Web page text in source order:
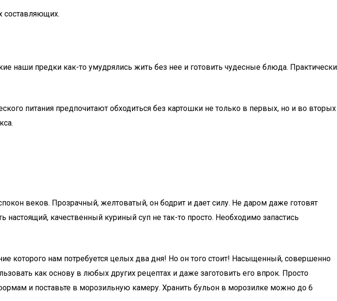
составляющих.
наши предки как-то умудрялись жить без нее и готовить чудесные блюда. Практически
питания предпочитают обходиться без картошки не только в первых, но и во вторых
веков. Прозрачный, желтоватый, он бодрит и дает силу. Не даром даже готовят
настоящий, качественный куриный суп не так-то просто. Необходимо запастись
которого нам потребуется целых два дня! Но он того стоит! Насыщенный, совершенно
как основу в любых других рецептах и даже заготовить его впрок. Просто
и поставьте в морозильную камеру. Хранить бульон в морозилке можно до 6